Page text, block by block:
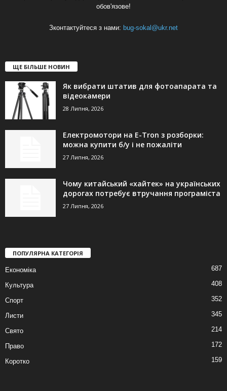
обов'язове!
Зконтактуйтеся з нами: bug-sokal@ukr.net
ЩЕ БІЛЬШЕ НОВИН
Як вибрати штатив для фотоапарата та
відеокамери
28 Липня, 2026
Електромотори на E-Tron з розборки:
можна купити б/у і не пожаліти
27 Липня, 2026
Чому китайський «хайтек» на українських
дорогах потребує втручання програміста
27 Липня, 2026
ПОПУЛЯРНА КАТЕГОРІЯ
Економіка 687
Культура 408
Спорт 352
Листи 345
Свято 214
Право 172
Коротко 159